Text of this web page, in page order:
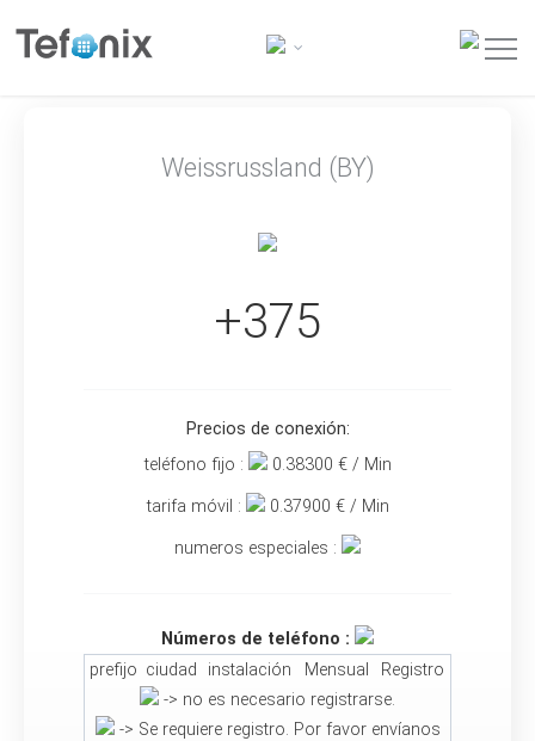
Weissrussland (BY)
+375
Precios de conexión:
teléfono fijo :
0.38300 € / Min
tarifa móvil : 0.37900 € / Min
numeros especiales :
Números de teléfono :
prefijo ciudad instalación Mensual
Registro
-> no es necesario registrarse.
-> Se requiere registro. Por favor envíanos